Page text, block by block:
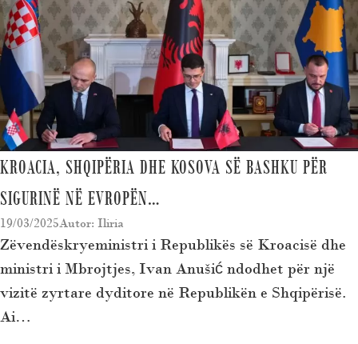
KROACIA, SHQIPËRIA DHE KOSOVA SË BASHKU PËR
SIGURINË NË EVROPËN…
19/03/2025Autor: Iliria
Zëvendëskryeministri i Republikës së Kroacisë dhe
ministri i Mbrojtjes, Ivan Anušić ndodhet për një
vizitë zyrtare dyditore në Republikën e Shqipërisë.
Ai…